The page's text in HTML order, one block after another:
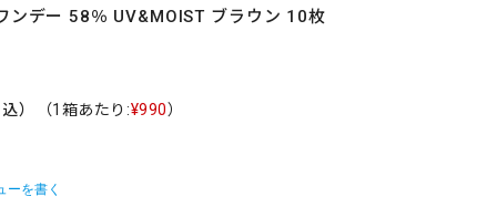
ンデー 58％ UV&MOIST ブラウン 10枚
） （1箱あたり:¥990）
ーを書く